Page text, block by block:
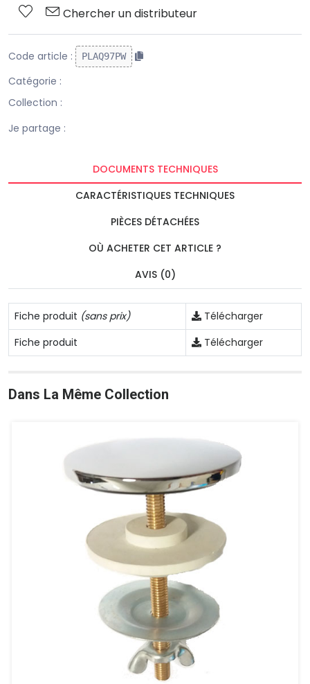
Chercher un distributeur
Code article : PLAQ97PW
Catégorie :
Collection :
Je partage :
DOCUMENTS TECHNIQUES
CARACTÉRISTIQUES TECHNIQUES
PIÈCES DÉTACHÉES
OÙ ACHETER CET ARTICLE ?
AVIS (0)
Fiche produit (sans prix)
Télécharger
Fiche produit
Télécharger
Dans La Même Collection